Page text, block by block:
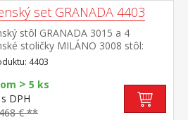
set GRANADA 4403
stôl GRANADA 3015 a 4
stoličky MILÁNO 3008 stôl:
kov / číre tvrdené sklo,
nohy stolička: poťah koža –
farebné prevedenie čierna kovové
nohy, výška sedu 46
stola (š/h/v) 110 × 70 × 74 cm
4403
> 5 ks
s DPH
€ **